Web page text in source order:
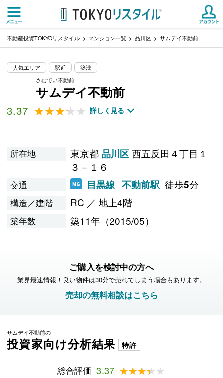
不動産投資TOKYOリスタイル マンション一覧 品川区 サムデイ不動前
人気エリア 駅近
築浅
さむでい不動前
サムデイ不動前
3.37 ★★★★★
★★★★★ 詳しく見る
所在地 東京都 品川区西五反田４丁目１
３－１６
交通 目黒線 不動前駅 徒歩5分
構造／建階 RC ／ 地上4階
築年数 築11年（2015/05）
ご購入を検討中の方へ
業界最速情報！良い物件は30分で売れてしまう場合もあります。
売却の無料相談はこちら
サムデイ不動前の
投資家向け分析結果 特許
総合評価 3.37 ★★★★★
★★★★★